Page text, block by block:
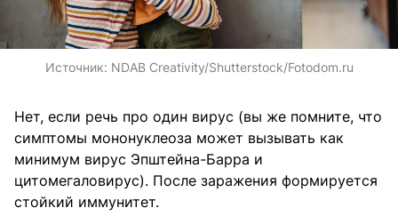
Источник: NDAB Creativity/Shutterstock/Fotodom.ru
Нет, если речь про один вирус (вы же помните, что
симптомы мононуклеоза может вызывать как
минимум вирус Эпштейна-Барра и
цитомегаловирус). После заражения формируется
стойкий иммунитет.